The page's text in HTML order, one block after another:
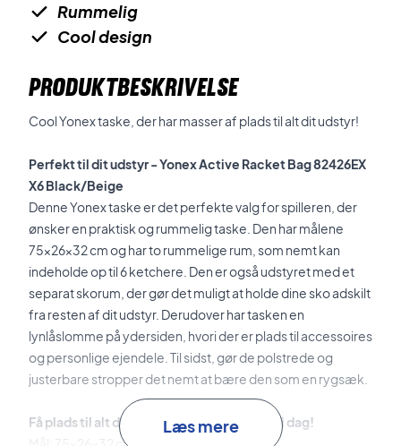
Rummelig
Cool design
PRODUKTBESKRIVELSE
Cool Yonex taske, der har masser af plads til alt dit udstyr!
Perfekt til dit udstyr - Yonex Active Racket Bag 82426EX
X6 Black/Beige
Denne Yonex taske er det perfekte valg for spilleren, der
ønsker en praktisk og rummelig taske. Den har målene
75x26x32 cm og har to rummelige rum, som nemt kan
indeholde op til 6 ketchere. Den er også udstyret med et
separat skorum, der gør det muligt at holde dine sko adskilt
fra resten af dit udstyr. Derudover har tasken en
lynlåslomme på ydersiden, hvori der er plads til accessoires
og personlige ejendele. Til sidst, gør de polstrede og
justerbare stropper det nemt at bære den som en rygsæk.
Få plads til alt dit udstyr - køb denne taske i dag!
Læs mere